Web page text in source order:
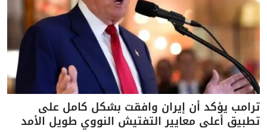
ترامب يؤكد أن إيران وافقت بشكل كامل على
تطبيق أعلى معايير التفتيش النووي طويل الأمد